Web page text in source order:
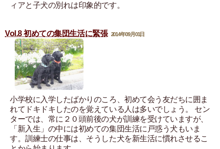
ィアと子犬の別れは印象的です。
Vol.8 初めての集団生活に緊張 2014年09月01日
小学校に入学したばかりのころ、初めて会う友だちに囲ま
れてドキドキしたのを覚えている人は多いでしょう。 セン
ターでは、常に２０頭前後の犬が訓練を受けていますが、
「新入生」の中には初めての集団生活に戸惑う犬もいま
す。訓練士の仕事は、そうした犬を新生活に慣れさせるこ